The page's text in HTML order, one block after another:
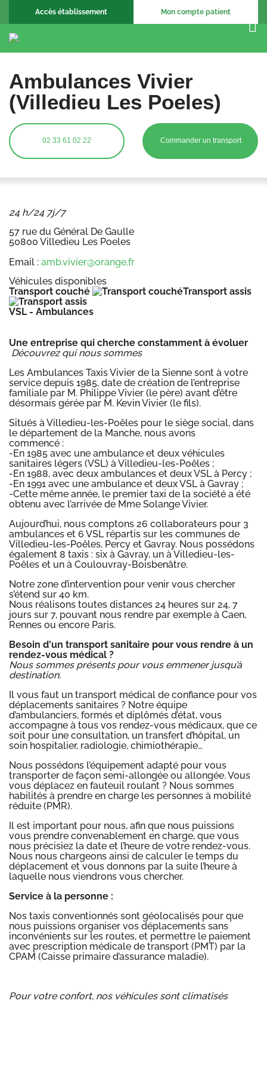
Accès établissement Mon compte patient
Ambulances Vivier
(Villedieu Les Poeles)
02 33 61 02 22 Commander un transport
24 h/24 7j/7
57 rue du Général De Gaulle
50800 Villedieu Les Poeles
Email : amb.vivier@orange.fr
Véhicules disponibles
Transport couché
Transport assis
VSL - Ambulances
Une entreprise qui cherche constamment à évoluer
Découvrez qui nous sommes
Les Ambulances Taxis Vivier de la Sienne sont à votre
service depuis 1985, date de création de l’entreprise
familiale par M. Philippe Vivier (le père) avant d’être
désormais gérée par M. Kevin Vivier (le fils).
Situés à Villedieu-les-Poêles pour le siège social, dans
le département de la Manche, nous avons
commencé :
-En 1985 avec une ambulance et deux véhicules
sanitaires légers (VSL) à Villedieu-les-Poêles ;
-En 1988, avec deux ambulances et deux VSL à Percy ;
-En 1991 avec une ambulance et deux VSL à Gavray ;
-Cette même année, le premier taxi de la société a été
obtenu avec l’arrivée de Mme Solange Vivier.
Aujourd’hui, nous comptons 26 collaborateurs pour 3
ambulances et 6 VSL répartis sur les communes de
Villedieu-les-Poêles, Percy et Gavray. Nous possédons
également 8 taxis : six à Gavray, un à Villedieu-les-
Poêles et un à Coulouvray-Boisbenâtre.
Notre zone d’intervention pour venir vous chercher
s’étend sur 40 km.
Nous réalisons toutes distances 24 heures sur 24, 7
jours sur 7, pouvant nous rendre par exemple à Caen,
Rennes ou encore Paris.
Besoin d'un transport sanitaire pour vous rendre à un
rendez-vous médical ?
Nous sommes présents pour vous emmener jusqu’à
destination.
Il vous faut un transport médical de confiance pour vos
déplacements sanitaires ? Notre équipe
d’ambulanciers, formés et diplômés d’état, vous
accompagne à tous vos rendez-vous médicaux, que ce
soit pour une consultation, un transfert d’hôpital, un
soin hospitalier, radiologie, chimiothérapie…
Nous possédons l’équipement adapté pour vous
transporter de façon semi-allongée ou allongée. Vous
vous déplacez en fauteuil roulant ? Nous sommes
habilités à prendre en charge les personnes à mobilité
réduite (PMR).
Il est important pour nous, afin que nous puissions
vous prendre convenablement en charge, que vous
nous précisiez la date et l’heure de votre rendez-vous.
Nous nous chargeons ainsi de calculer le temps du
déplacement et vous donnons par la suite l’heure à
laquelle nous viendrons vous chercher.
Service à la personne :
Nos taxis conventionnés sont géolocalisés pour que
nous puissions organiser vos déplacements sans
inconvénients sur les routes, et permettre le paiement
avec prescription médicale de transport (PMT) par la
CPAM (Caisse primaire d’assurance maladie).
Pour votre confort, nos véhicules sont climatisés